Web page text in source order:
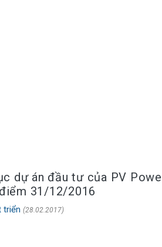
dự án đầu tư của PV
31/12/2016
triển (28.02.2017)